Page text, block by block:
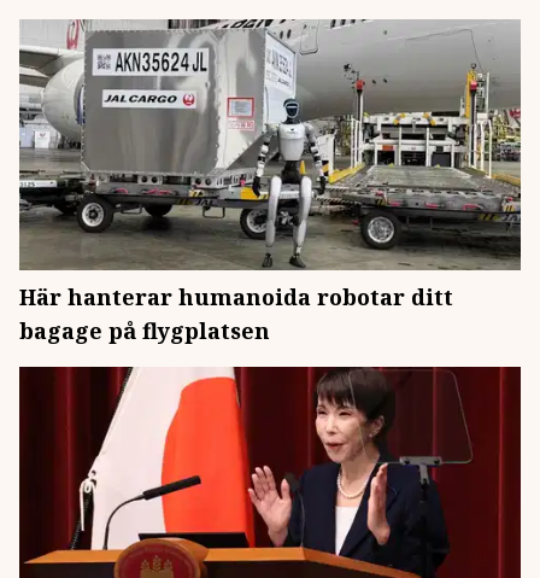
Här hanterar humanoida robotar ditt
bagage på flygplatsen